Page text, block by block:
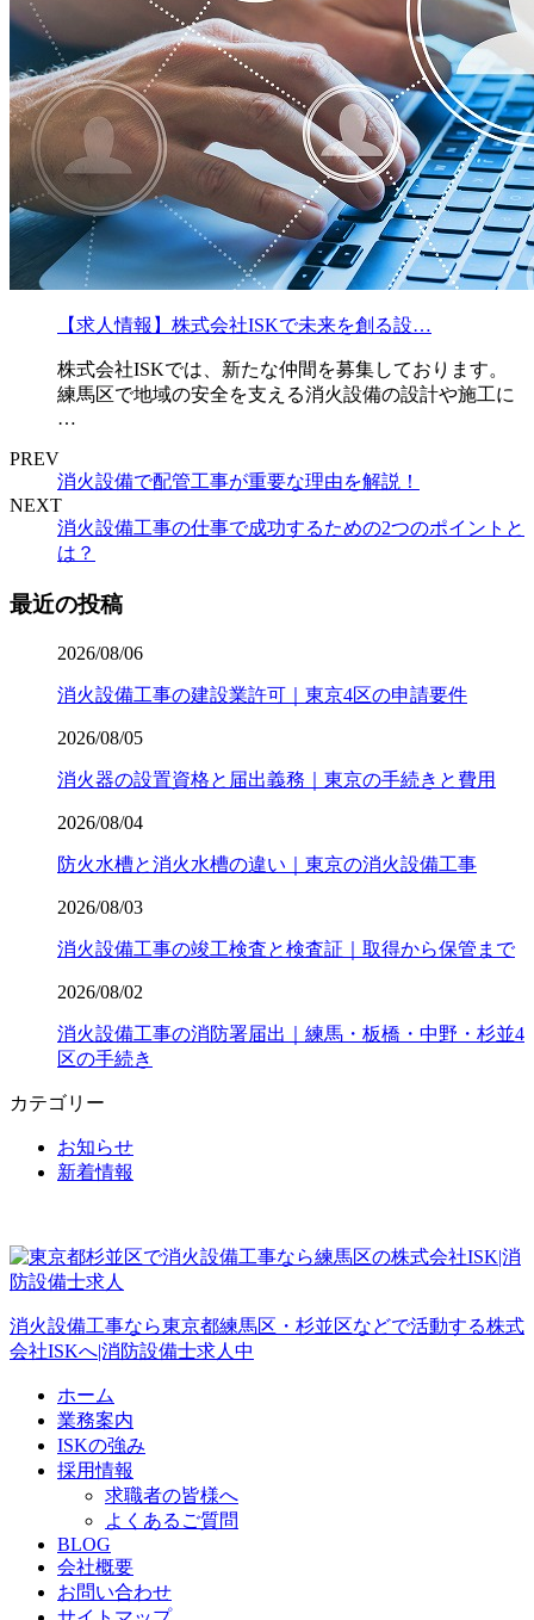
【求人情報】株式会社ISKで未来を創る設…
株式会社ISKでは、新たな仲間を募集しております。
練馬区で地域の安全を支える消火設備の設計や施工に
…
PREV
消火設備で配管工事が重要な理由を解説！
NEXT
消火設備工事の仕事で成功するための2つのポイントと
は？
最近の投稿
2026/08/06
消火設備工事の建設業許可｜東京4区の申請要件
2026/08/05
消火器の設置資格と届出義務｜東京の手続きと費用
2026/08/04
防火水槽と消火水槽の違い｜東京の消火設備工事
2026/08/03
消火設備工事の竣工検査と検査証｜取得から保管まで
2026/08/02
消火設備工事の消防署届出｜練馬・板橋・中野・杉並4
区の手続き
カテゴリー
お知らせ
新着情報
消火設備工事なら東京都練馬区・杉並区などで活動する株式
会社ISKへ|消防設備士求人中
ホーム
業務案内
ISKの強み
採用情報
求職者の皆様へ
よくあるご質問
BLOG
会社概要
お問い合わせ